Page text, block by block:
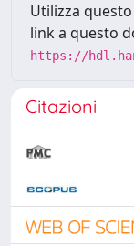
Utilizza
link a questo
https://
Citazioni